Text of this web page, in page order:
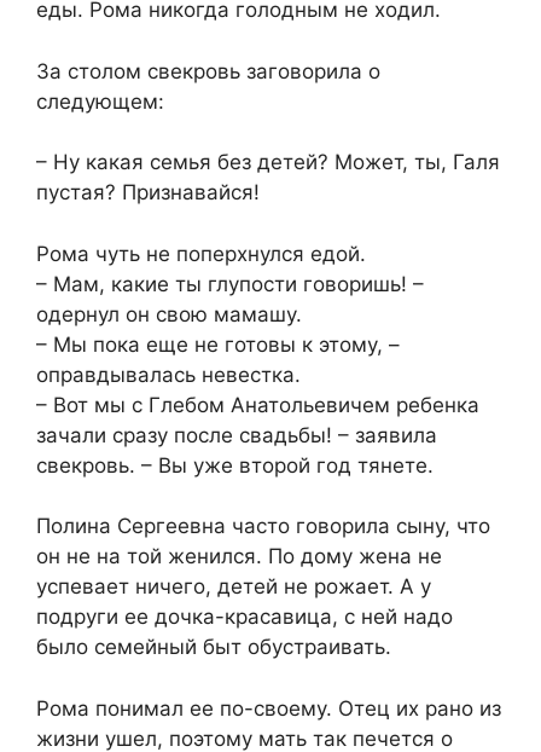
еды. Рома никогда голодным не ходил.
За столом свекровь заговорила о
следующем:
– Ну какая семья без детей? Может, ты, Галя
пустая? Признавайся!
Рома чуть не поперхнулся едой.
– Мам, какие ты глупости говоришь! –
одернул он свою мамашу.
– Мы пока еще не готовы к этому, –
оправдывалась невестка.
– Вот мы с Глебом Анатольевичем ребенка
зачали сразу после свадьбы! – заявила
свекровь. – Вы уже второй год тянете.
Полина Сергеевна часто говорила сыну, что
он не на той женился. По дому жена не
успевает ничего, детей не рожает. А у
подруги ее дочка-красавица, с ней надо
было семейный быт обустраивать.
Рома понимал ее по-своему. Отец их рано из
жизни ушел, поэтому мать так печется о